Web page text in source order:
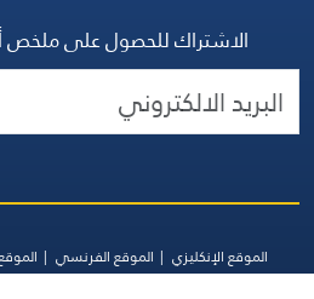
الاشتراك للحصول على
الموقع الإنكليزي الموقع الفرنسي